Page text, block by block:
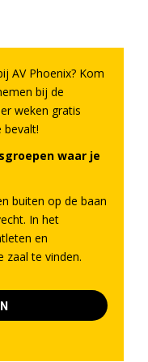
AV Phoenix? Kom
bij de
weken gratis
waar je
buiten op de baan
In het
en
zaal te vinden.